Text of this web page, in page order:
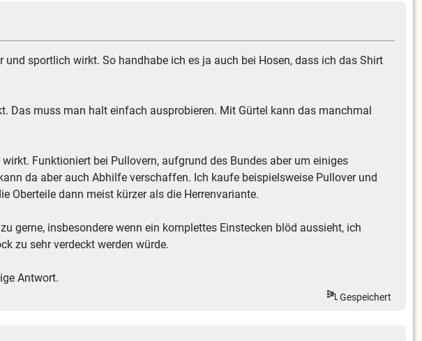
sportlich wirkt. So handhabe ich es ja auch bei Hosen, dass ich das Shirt
Das muss man halt einfach ausprobieren. Mit Gürtel kann das manchmal
Funktioniert bei Pullovern, aufgrund des Bundes aber um einiges
da aber auch Abhilfe verschaffen. Ich kaufe beispielsweise Pullover und
Oberteile dann meist kürzer als die Herrenvariante.
gerne, insbesondere wenn ein komplettes Einstecken blöd aussieht, ich
zu sehr verdeckt werden würde.
Antwort.
Gespeichert